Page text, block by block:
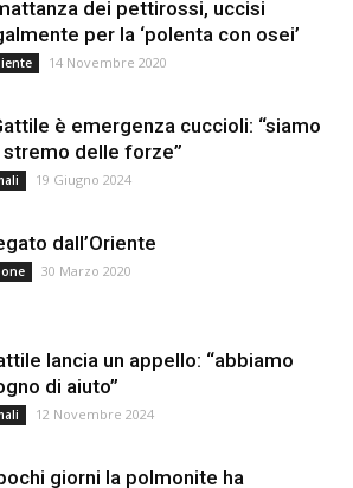
dei pettirossi, uccisi
per la ‘polenta con osei’
14 Novembre 2020
è emergenza cuccioli: “siamo
stremo delle forze”
19 Giugno 2024
dall’Oriente
30 Marzo 2020
lancia un appello: “abbiamo
di aiuto”
12 Novembre 2024
giorni la polmonite ha